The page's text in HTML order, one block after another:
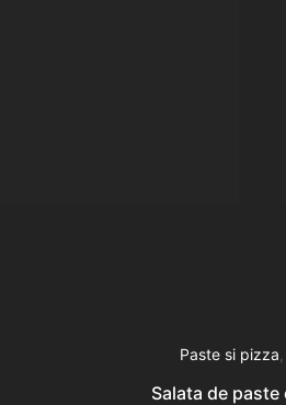
Paste si pizza
Salata de paste